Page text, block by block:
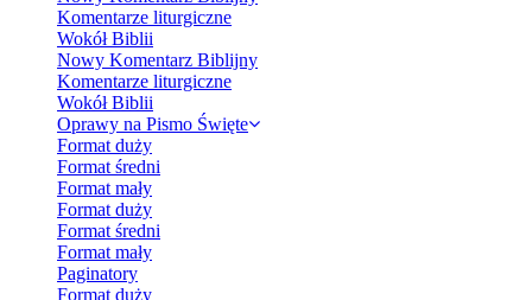
Komentarze liturgiczne
Wokół Biblii
Nowy Komentarz Biblijny
Komentarze liturgiczne
Wokół Biblii
Oprawy na Pismo Święte
Format duży
Format średni
Format mały
Format duży
Format średni
Format mały
Paginatory
Format duży